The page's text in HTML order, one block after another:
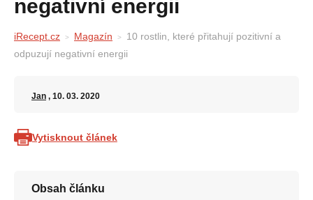
negativní energii
iRecept.cz Magazín
10 rostlin, které přitahují pozitivní a
odpuzují negativní energii
Jan , 10. 03. 2020
Vytisknout článek
Obsah článku